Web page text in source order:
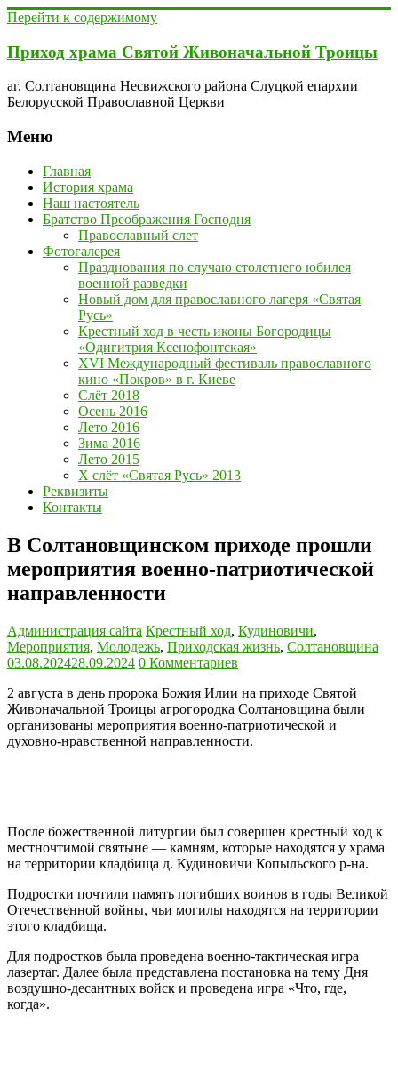
Перейти к содержимому
Приход храма Святой Живоначальной Троицы
аг. Солтановщина Несвижского района Слуцкой епархии
Белорусской Православной Церкви
Меню
Главная
История храма
Наш настоятель
Братство Преображения Господня
Православный слет
Фотогалерея
Празднования по случаю столетнего юбилея
военной разведки
Новый дом для православного лагеря «Святая
Русь»
Крестный ход в честь иконы Богородицы
«Одигитрия Ксенофонтская»
XVI Международный фестиваль православного
кино «Покров» в г. Киеве
Слёт 2018
Осень 2016
Лето 2016
Зима 2016
Лето 2015
Х слёт «Святая Русь» 2013
Реквизиты
Контакты
В Солтановщинском приходе прошли
мероприятия военно-патриотической
направленности
Администрация сайта Крестный ход, Кудиновичи,
Мероприятия, Молодежь, Приходская жизнь, Солтановщина
03.08.202428.09.2024 0 Комментариев
2 августа в день пророка Божия Илии на приходе Святой
Живоначальной Троицы агрогородка Солтановщина были
организованы мероприятия военно-патриотической и
духовно-нравственной направленности.
После божественной литургии был совершен крестный ход к
местночтимой святыне — камням, которые находятся у храма
на территории кладбища д. Кудиновичи Копыльского р-на.
Подростки почтили память погибших воинов в годы Великой
Отечественной войны, чьи могилы находятся на территории
этого кладбища.
Для подростков была проведена военно-тактическая игра
лазертаг. Далее была представлена постановка на тему Дня
воздушно-десантных войск и проведена игра «Что, где,
когда».